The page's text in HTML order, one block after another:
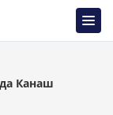
Канаш